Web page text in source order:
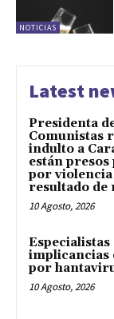
NOTICIAS
Latest
Presidenta
Comunistas
indulto a
están
por
resultado de
10 Agosto, 2026
implicancias
por
10 Agosto, 2026